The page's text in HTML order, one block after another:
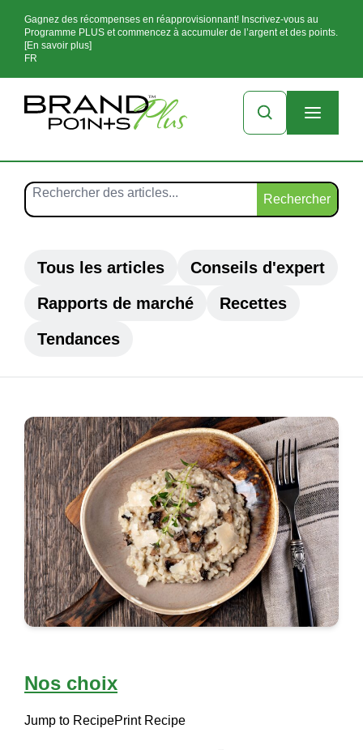
Gagnez des récompenses en réapprovisionnant! Inscrivez-vous au
Programme PLUS et commencez à accumuler de l’argent et des points.
[En savoir plus]
FR
Rechercher
Tous les articles
Conseils d'expert
Rapports de marché
Recettes
Tendances
Nos choix
Jump to RecipePrint Recipe